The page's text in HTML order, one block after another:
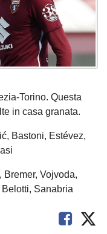
Torino. Questa
in casa granata.
Bastoni, Estévez,
Bremer, Vojvoda,
Sanabria